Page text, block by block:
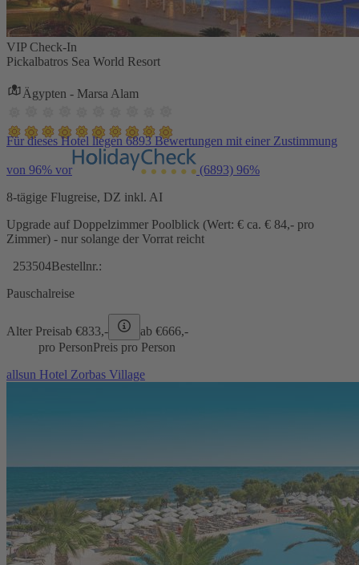
VIP Check-In
Pickalbatros Sea World Resort
Ägypten - Marsa Alam
Für dieses Hotel liegen 6893 Bewertungen mit einer Zustimmung
von 96% vor (6893) 96%
8-tägige Flugreise, DZ inkl. AI
Upgrade auf Doppelzimmer Poolblick (Wert: € ca. € 84,- pro
Zimmer) - nur solange der Vorrat reicht
253504Bestellnr.:
Pauschalreise
Alter Preisab €833,- ab €666,-
pro PersonPreis pro Person
allsun Hotel Zorbas Village